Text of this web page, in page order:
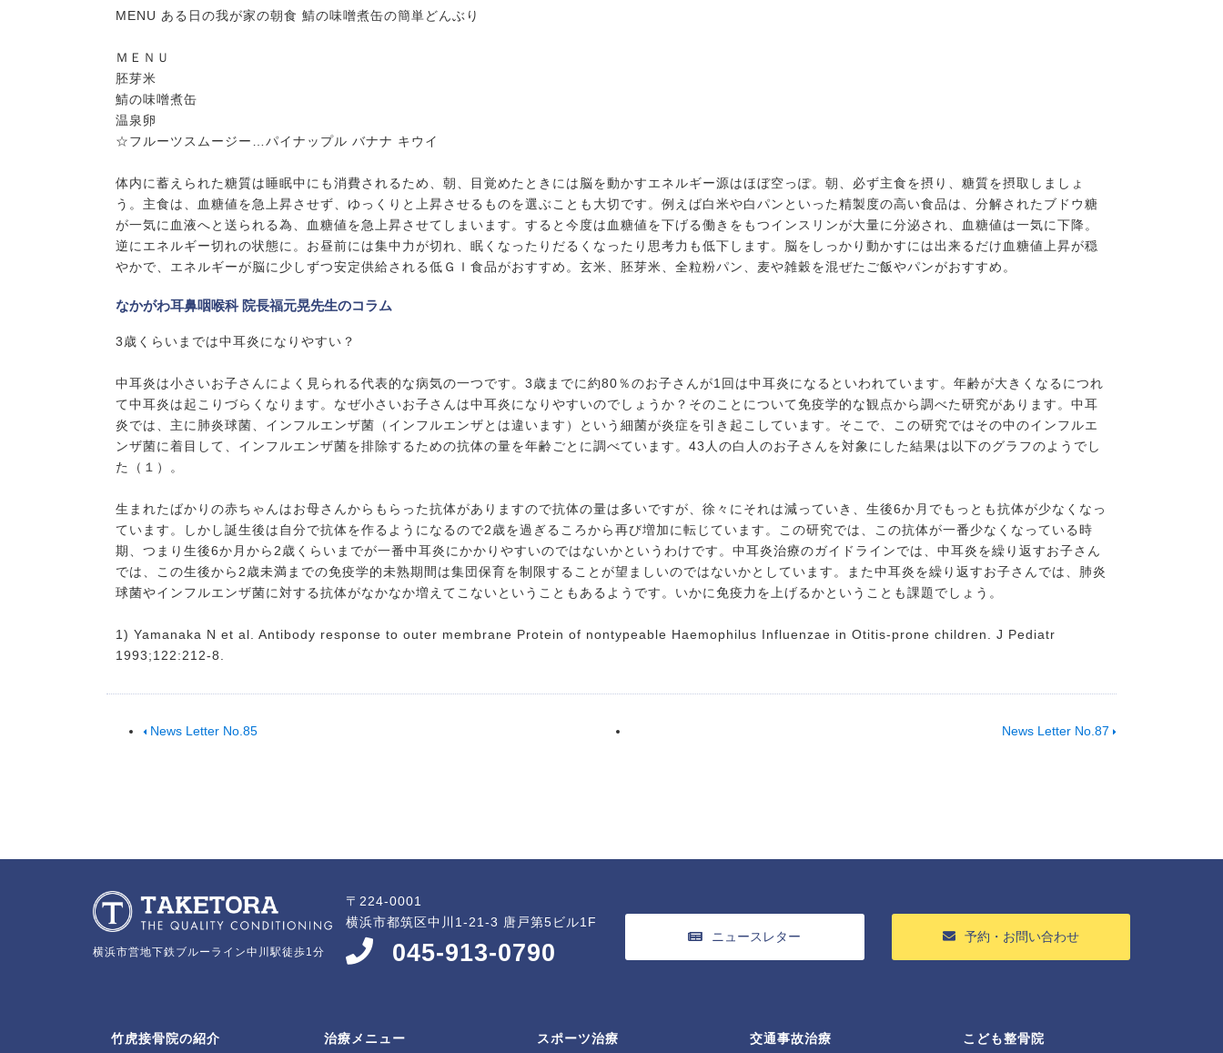
MENU ある日の我が家の朝食 鯖の味噌煮缶の簡単どんぶり
ＭＥＮＵ
胚芽米
鯖の味噌煮缶
温泉卵
☆フルーツスムージー…パイナップル バナナ キウイ
体内に蓄えられた糖質は睡眠中にも消費されるため、朝、目覚めたときには脳を動かすエネルギー源はほぼ空っぽ。朝、必ず主食を摂り、糖質を摂取しましょ
う。主食は、血糖値を急上昇させず、ゆっくりと上昇させるものを選ぶことも大切です。例えば白米や白パンといった精製度の高い食品は、分解されたブドウ糖
が一気に血液へと送られる為、血糖値を急上昇させてしまいます。すると今度は血糖値を下げる働きをもつインスリンが大量に分泌され、血糖値は一気に下降。
逆にエネルギー切れの状態に。お昼前には集中力が切れ、眠くなったりだるくなったり思考力も低下します。脳をしっかり動かすには出来るだけ血糖値上昇が穏
やかで、エネルギーが脳に少しずつ安定供給される低ＧＩ食品がおすすめ。玄米、胚芽米、全粒粉パン、麦や雑穀を混ぜたご飯やパンがおすすめ。
なかがわ耳鼻咽喉科 院長福元晃先生のコラム
3歳くらいまでは中耳炎になりやすい？
中耳炎は小さいお子さんによく見られる代表的な病気の一つです。3歳までに約80％のお子さんが1回は中耳炎になるといわれています。年齢が大きくなるにつれ
て中耳炎は起こりづらくなります。なぜ小さいお子さんは中耳炎になりやすいのでしょうか？そのことについて免疫学的な観点から調べた研究があります。中耳
炎では、主に肺炎球菌、インフルエンザ菌（インフルエンザとは違います）という細菌が炎症を引き起こしています。そこで、この研究ではその中のインフルエ
ンザ菌に着目して、インフルエンザ菌を排除するための抗体の量を年齢ごとに調べています。43人の白人のお子さんを対象にした結果は以下のグラフのようでし
た（１）。
生まれたばかりの赤ちゃんはお母さんからもらった抗体がありますので抗体の量は多いですが、徐々にそれは減っていき、生後6か月でもっとも抗体が少なくなっ
ています。しかし誕生後は自分で抗体を作るようになるので2歳を過ぎるころから再び増加に転じています。この研究では、この抗体が一番少なくなっている時
期、つまり生後6か月から2歳くらいまでが一番中耳炎にかかりやすいのではないかというわけです。中耳炎治療のガイドラインでは、中耳炎を繰り返すお子さん
では、この生後から2歳未満までの免疫学的未熟期間は集団保育を制限することが望ましいのではないかとしています。また中耳炎を繰り返すお子さんでは、肺炎
球菌やインフルエンザ菌に対する抗体がなかなか増えてこないということもあるようです。いかに免疫力を上げるかということも課題でしょう。
1) Yamanaka N et al. Antibody response to outer membrane Protein of nontypeable Haemophilus Influenzae in Otitis-prone children. J Pediatr
1993;122:212-8.
News Letter No.85 News Letter No.87
横浜市営地下鉄ブルーライン中川駅徒歩1分
〒224-0001
横浜市都筑区中川1-21-3 唐戸第5ビル1F
045-913-0790
ニュースレター 予約・お問い合わせ
竹虎接骨院の紹介 治療メニュー スポーツ治療 交通事故治療 こども整骨院